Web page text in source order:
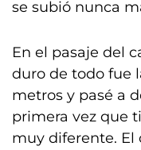
se subió nunca
En el pasaje del
duro de todo fue
metros y pasé a
primera vez que
muy diferente. El